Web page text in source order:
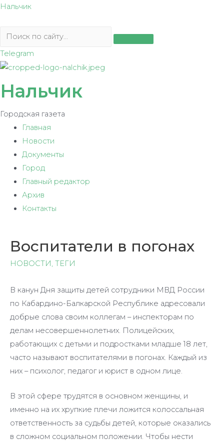
Перейти
содержимому
Нальчик
Telegram
Нальчик
Городская газета
Главная
Новости
Документы
Город
Главный редактор
Архив
Контакты
Воспитатели в погонах
НОВОСТИ, ТЕГИ
В канун Дня защиты детей сотрудники МВД России
по Кабардино-Балкарской Республике адресовали
добрые слова своим коллегам – инспекторам по
делам несовершеннолетних. Полицейских,
работающих с детьми и подростками младше 18 лет,
часто называют воспитателями в погонах. Каждый из
них – психолог, педагог и юрист в одном лице.
В этой сфере трудятся в основном женщины, и
именно на их хрупкие плечи ложится колоссальная
ответственность за судьбы детей, которые оказались
в сложном социальном положении. Чтобы нести